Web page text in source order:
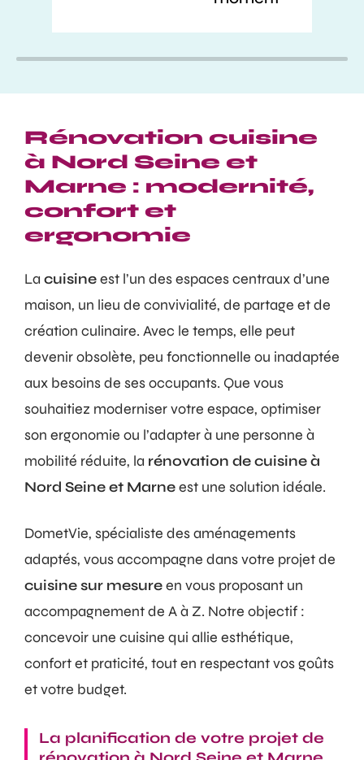
Rénovation cuisine
à Nord Seine et
Marne : modernité,
confort et
ergonomie
La cuisineest l’un des espaces centraux d’une
maison, un lieu de convivialité, de partage et de
création culinaire. Avec le temps, elle peut
devenir obsolète, peu fonctionnelle ou inadaptée
aux besoins de ses occupants. Que vous
souhaitiez moderniser votre espace, optimiser
son ergonomie ou l’adapter à une personne à
mobilité réduite, la rénovation de cuisine à
Nord Seine et Marneest une solution idéale.
DometVie, spécialiste des aménagements
adaptés, vous accompagne dans votre projet de
cuisine sur mesureen vous proposant un
accompagnement de A à Z. Notre objectif :
concevoir une cuisine qui allie esthétique,
confort et praticité, tout en respectant vos goûts
et votre budget.
La planification de votre projet de